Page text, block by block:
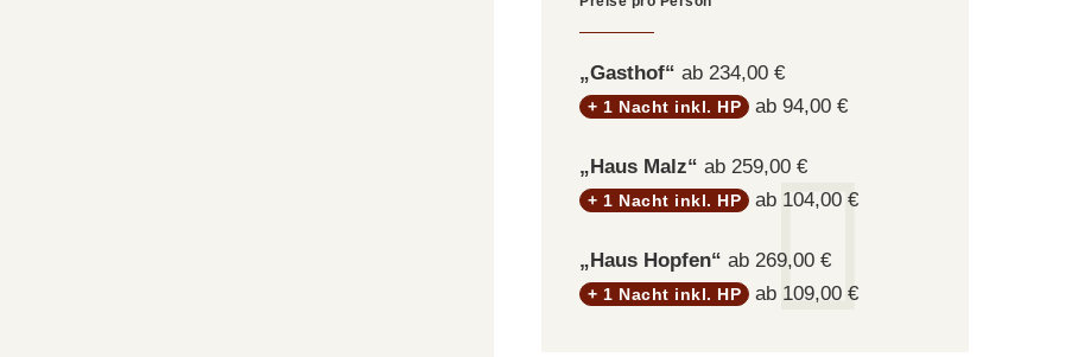
„Gasthof“ ab 234,00 €
+ 1 Nacht inkl. HP ab 94,00 €
„Haus Malz“ ab 259,00 €
+ 1 Nacht inkl. HP ab 104,00 €
„Haus Hopfen“ ab 269,00 €
+ 1 Nacht inkl. HP ab 109,00 €